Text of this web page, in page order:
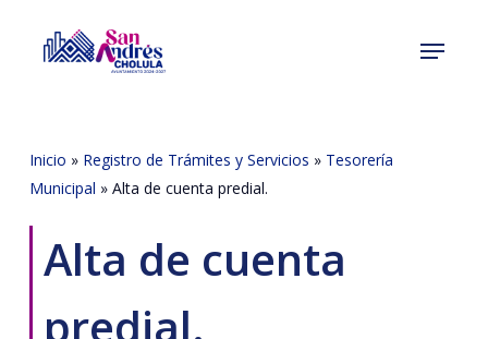
Menu
Inicio » Registro de Trámites y Servicios » Tesorería
Municipal » Alta de cuenta predial.
Alta de cuenta
predial.